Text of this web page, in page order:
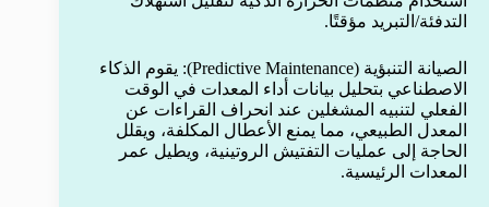
التدفئة/التبريد مؤقتًا.
الصيانة التنبؤية (Predictive Maintenance): يقوم الذكاء
الاصطناعي بتحليل بيانات أداء المعدات في الوقت
الفعلي لتنبيه المشغلين عند انحراف القراءات عن
المعدل الطبيعي، مما يمنع الأعطال المكلفة، ويقلل
الحاجة إلى عمليات التفتيش الروتينية، ويطيل عمر
المعدات الرئيسية.